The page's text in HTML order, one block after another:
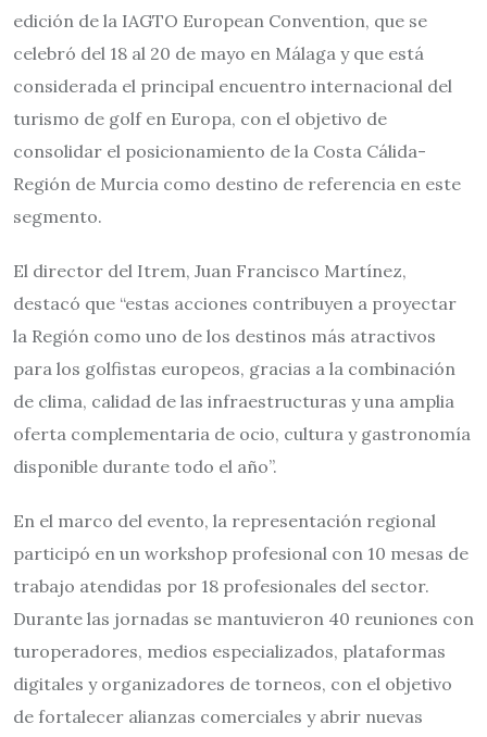
edición de la IAGTO European Convention, que se
celebró del 18 al 20 de mayo en Málaga y que está
considerada el principal encuentro internacional del
turismo de golf en Europa, con el objetivo de
consolidar el posicionamiento de la Costa Cálida-
Región de Murcia como destino de referencia en este
segmento.
El director del Itrem, Juan Francisco Martínez,
destacó que “estas acciones contribuyen a proyectar
la Región como uno de los destinos más atractivos
para los golfistas europeos, gracias a la combinación
de clima, calidad de las infraestructuras y una amplia
oferta complementaria de ocio, cultura y gastronomía
disponible durante todo el año”.
En el marco del evento, la representación regional
participó en un workshop profesional con 10 mesas de
trabajo atendidas por 18 profesionales del sector.
Durante las jornadas se mantuvieron 40 reuniones con
turoperadores, medios especializados, plataformas
digitales y organizadores de torneos, con el objetivo
de fortalecer alianzas comerciales y abrir nuevas